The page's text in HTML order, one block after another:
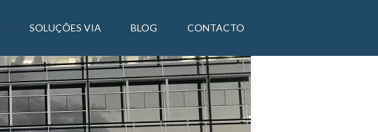
SOLUÇÕES VIA BLOG CONTACTO